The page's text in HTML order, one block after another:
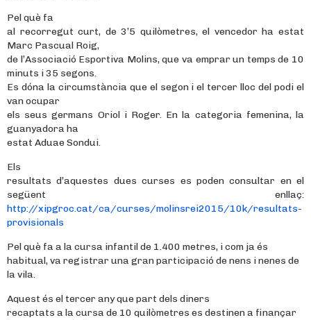
Pel què fa
al recorregut curt, de 3’5 quilòmetres, el vencedor ha estat
Marc Pascual Roig,
de l’Associació Esportiva Molins, que va emprar un temps de 10
minuts i 35 segons.
Es dóna la circumstància que el segon i el tercer lloc del podi el
van ocupar
els seus germans Oriol i Roger. En la categoria femenina, la
guanyadora ha
estat Aduae Sondui.
Els
resultats d’aquestes dues curses es poden consultar en el
següent enllaç:
http://xipgroc.cat/ca/curses/molinsrei2015/10k/resultats-
provisionals
Pel què fa a la cursa infantil de 1.400 metres, i com ja és
habitual, va registrar una gran participació de nens i nenes de
la vila.
Aquest és el tercer any que part dels diners
recaptats a la cursa de 10 quilòmetres es destinen a finançar